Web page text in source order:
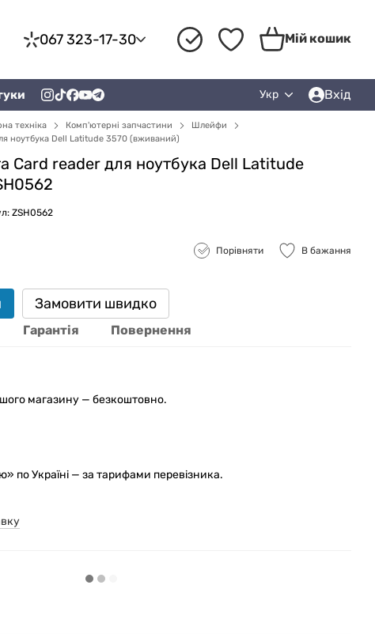
067 323-17-30 Мій кошик
Укр Вхід
техніка Комп'ютерні запчастини
Шлейфи
ноутбука Dell Latitude 3570 (вживаний)
Card reader для ноутбука Dell Latitude
ZSH0562
Порівняти В бажання
Замовити швидко
Гарантія Повернення
магазину — безкоштовно.
по Україні — за тарифами перевізника.